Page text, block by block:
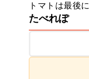
トマトは最後
たべれぽ